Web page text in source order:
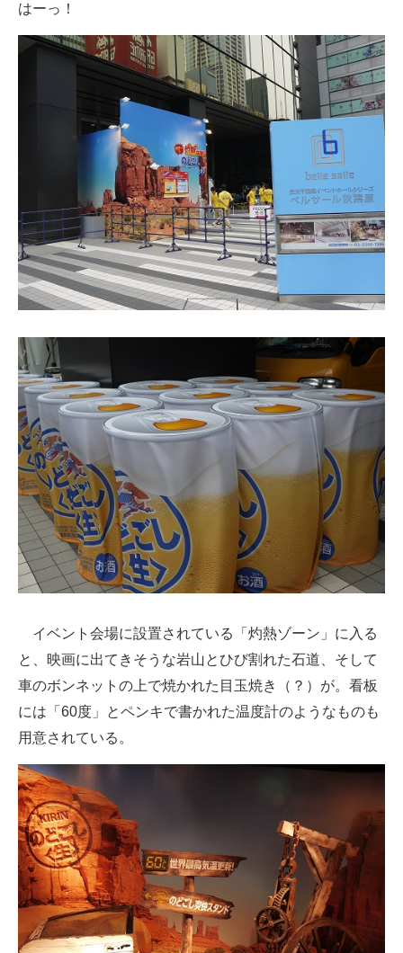
好きが集まる 比べて選べる
ビジネスと働き方のヒント
AI活用のいまが分かる
企業ITのトレンドを詳説
経営リーダーのコミュニティ
マーケ×ITの今がよく分かる
ITエンジニア向け専門サイト
企業向けIT製品の総合サイト
IT製品の技術・比較・事例
製造業のIT導入・活用を支援
モノづくり技術者専門サイト
エレクトロニクス専門サイト
電子設計の基本と応用
エネルギーの専門メディア
建設×テクノロジーの最前線
はーっ！
イベント会場に設置されている「灼熱ゾーン」に入る
と、映画に出てきそうな岩山とひび割れた石道、そして
車のボンネットの上で焼かれた目玉焼き（？）が。看板
には「60度」とペンキで書かれた温度計のようなものも
用意されている。